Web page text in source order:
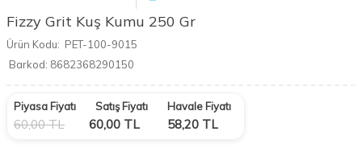
Fizzy Grit Kuş Kumu 250 Gr
Ürün Kodu: PET-100-9015
Barkod: 8682368290150
Piyasa Fiyatı
60,00TL
Satış Fiyatı
60,00 TL
Havale Fiyatı
58,20 TL